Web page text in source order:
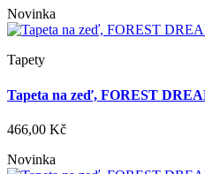
Novinka
Tapety
Tapeta na zeď, FOREST
466,00 Kč
Novinka